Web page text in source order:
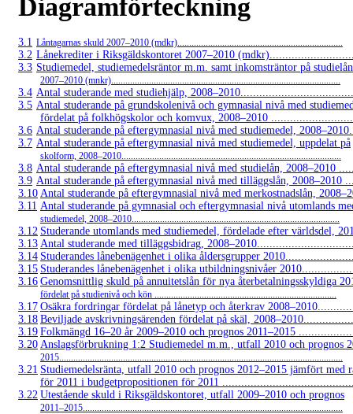
Diagramförteckning
3.1 Låntagarnas skuld 2007–2010 (mdkr)......................................................................
3.2 Lånekrediter i Riksgäldskontoret 2007–2010
3.3 Studiemedel, studiemedelsräntor m.m. samt inkomsträntor på studielån
2007–2010 (mnkr).................................................................................................
3.4 Antal studerande med studiehjälp,
3.5 Antal studerande på grundskolenivå och gymnasial nivå med
fördelat på folkhögskolor och komvux, 2008–2010
3.6 Antal studerande på eftergymnasial nivå med studiemedel,
3.7 Antal studerande på eftergymnasial nivå med studiemedel, uppdelat på
skolform, 2008–2010.............................................................................................
3.8 Antal studerande på eftergymnasial nivå med studielån, 2008–2010
3.9 Antal studerande på eftergymnasial nivå med tilläggslån, 2008–2010
3.10 Antal studerande på eftergymnasial nivå med merkostnadslån,
3.11 Antal studerande på gymnasial och eftergymnasial nivå utomlands
studiemedel, 2008–2010........................................................................................
3.12 Studerande utomlands med studiemedel, fördelade efter världsdel,
3.13 Antal studerande med tilläggsbidrag,
3.14 Studerandes lånebenägenhet i olika åldersgrupper
3.15 Studerandes lånebenägenhet i olika utbildningsnivåer
3.16 Genomsnittlig skuld på annuitetslån för nya återbetalningsskyldiga
fördelat på studienivå och kön .............................................................................
3.17 Osäkra fordringar fördelat på lånetyp och återkrav
3.18 Beviljade avskrivningsärenden fördelat på skäl,
3.19 Folkmängd 16–20 år 2009–2010 och prognos 2011–2015
3.20 Anslagsförbrukning 1:2 Studiemedel m.m., utfall 2010 och prognos
2015........................................................................................................................
3.21 Studiemedelsränta, utfall 2010 och prognos 2012–2015 jämfört med
för 2011 i budgetpropositionen för 2011
3.22 Utestående skuld i Riksgäldskontoret, utfall 2009–2010 och prognos
2011–2015..............................................................................................................